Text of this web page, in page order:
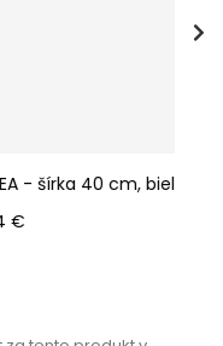
40 cm, biela